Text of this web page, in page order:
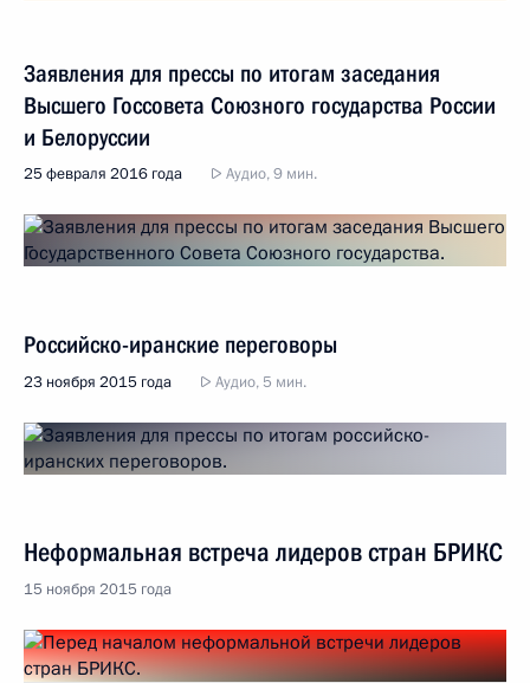
Заявления для прессы по итогам заседания
Высшего Госсовета Союзного государства России
и Белоруссии
25 февраля 2016 года Аудио, 9 мин.
Российско-иранские переговоры
23 ноября 2015 года Аудио, 5 мин.
Неформальная встреча лидеров стран БРИКС
15 ноября 2015 года